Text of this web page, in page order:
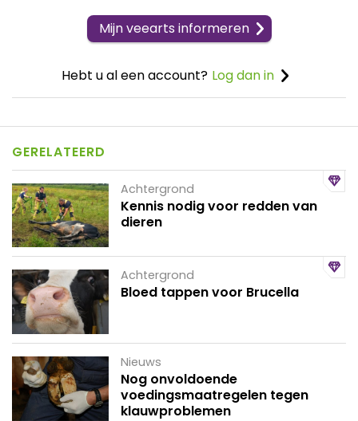
Mijn veearts informeren
Hebt u al een account? Log dan in
GERELATEERD
Achtergrond
Kennis nodig voor redden van
dieren
Achtergrond
Bloed tappen voor Brucella
Nieuws
Nog onvoldoende
voedingsmaatregelen tegen
klauwproblemen